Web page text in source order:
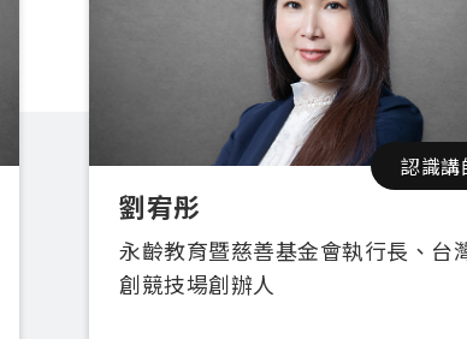
認識講
劉宥彤
永齡教育暨慈善基金會執行長、台
創競技場創辦人